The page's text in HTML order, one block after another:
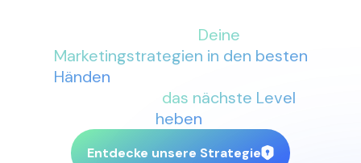
Deine
Marketingstrategien in den besten
Händen
das nächste Level
heben
Entdecke unsere Strategie